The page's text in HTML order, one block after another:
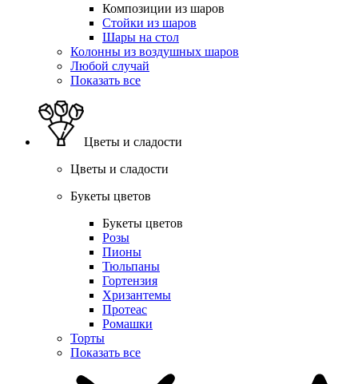
Композиции из шаров
Стойки из шаров
Шары на стол
Колонны из воздушных шаров
Любой случай
Показать все
Цветы и сладости
Цветы и сладости
Букеты цветов
Букеты цветов
Розы
Пионы
Тюльпаны
Гортензия
Хризантемы
Протеас
Ромашки
Торты
Показать все